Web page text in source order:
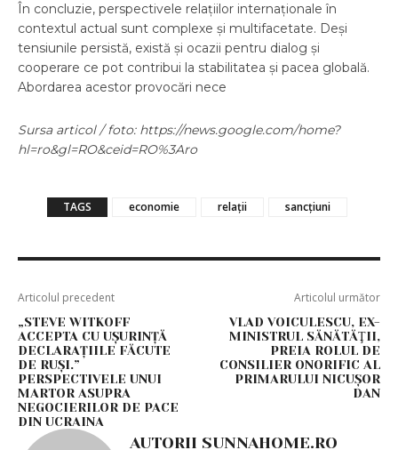
În concluzie, perspectivele relațiilor internaționale în
contextul actual sunt complexe și multifacetate. Deși
tensiunile persistă, există și ocazii pentru dialog și
cooperare ce pot contribui la stabilitatea și pacea globală.
Abordarea acestor provocări nece
Sursa articol / foto: https://news.google.com/home?
hl=ro&gl=RO&ceid=RO%3Aro
TAGS economie relații sancțiuni
Articolul precedent
„STEVE WITKOFF
ACCEPTA CU UȘURINȚĂ
DECLARAȚIILE FĂCUTE
DE RUȘI.”
PERSPECTIVELE UNUI
MARTOR ASUPRA
NEGOCIERILOR DE PACE
DIN UCRAINA
Articolul următor
VLAD VOICULESCU, EX-
MINISTRUL SĂNĂTĂŢII,
PREIA ROLUL DE
CONSILIER ONORIFIC AL
PRIMARULUI NICUŞOR
DAN
AUTORII SUNNAHOME.RO